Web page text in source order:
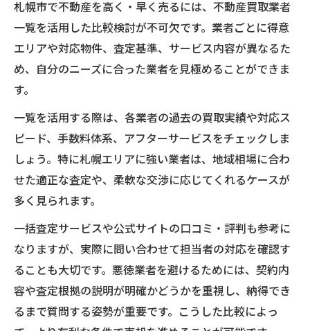
札幌市で不動産を高く・早く売るには、不動産買取業者
一覧を活用した比較検討が不可欠です。業者ごとに得意
エリアや対応物件、査定基準、サービス内容が異なるた
め、自分のニーズに合った業者を見極めることができま
す。
一覧を活用する際は、各業者の過去の買取実績や対応ス
ピード、手数料体系、アフターサービスをチェックしま
しょう。特に札幌エリアに強い業者は、地域相場に合わ
せた適正な査定や、柔軟な交渉に応じてくれるケースが
多く見られます。
一括査定サービスや公式サイトの口コミ・評判も参考に
なりますが、実際に問い合わせて担当者の対応を確認す
ることも大切です。悪徳業者を避けるためには、契約内
容や査定根拠の説明が明確かどうかを重視し、納得でき
るまで質問する姿勢が重要です。こうした比較によっ